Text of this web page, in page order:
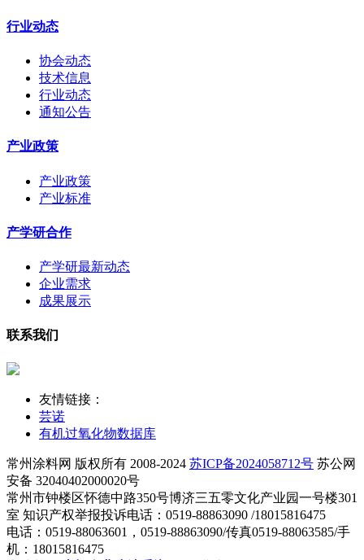
行业动态
协会动态
技术信息
行业动态
通知公告
产业政策
产业政策
产业标准
产学研合作
产学研最新动态
企业需求
成果展示
联系我们
友情链接：
芸诺
有机过氧化物数据库
常州涂料网 版权所有 2008-2024 苏ICP备2024058712号 苏公网
安备 32040402000020号
常州市钟楼区怀德中路350号博济三五零文化产业园一号楼301
室 知识产权举报投诉电话：0519-88863090 /18015816475
电话：0519-88063601，0519-88863090/传真0519-88063585/手
机：18015816475